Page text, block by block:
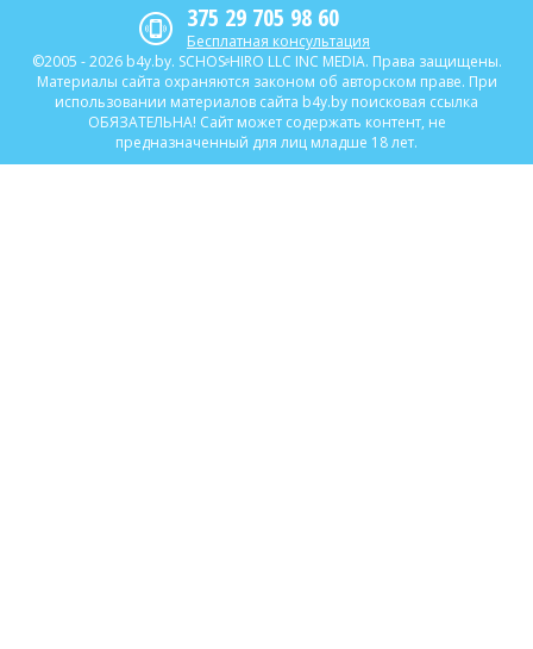
375 29 705 98 60
Бесплатная консультация
©2005 - 2026 b4y.by. SCHOSᶳHIRO LLC INC MEDIA. Права защищены.
Материалы сайта охраняются законом об авторском праве. При
использовании материалов сайта b4y.by поисковая ссылка
ОБЯЗАТЕЛЬНА! Сайт может содержать контент, не
предназначенный для лиц младше 18 лет.